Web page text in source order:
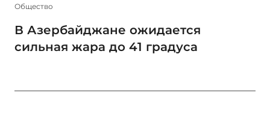
Общество
В Азербайджане ожидается
сильная жара до 41 градуса